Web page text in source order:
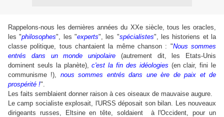
Rappelons-nous les dernières années du XXe siècle, tous les oracles,
les "philosophes", les "experts", les "spécialistes", les historiens et la
classe politique, tous chantaient la même chanson : "Nous sommes
entrés dans un monde unipolaire (autrement dit, les Etats-Unis
dominent seuls la planète),c'est la fin des idéologies (en clair, fini le
communisme !), nous sommes entrés dans une ère de paix et de
prospérité !".
Les faits semblaient donner raison à ces oiseaux de mauvaise augure.
Le camp socialiste explosait, l'URSS déposait son bilan. Les nouveaux
dirigeants russes, Eltsine en tête, soldaient à l'Occident, pour un